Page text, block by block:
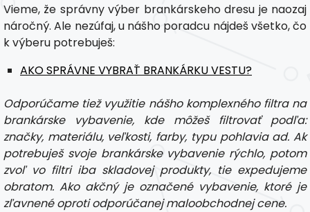
Vieme, že správny výber brankárskeho dresu je naozaj
náročný. Ale nezúfaj, u nášho poradcu nájdeš všetko, čo
k výberu potrebuješ:
AKO SPRÁVNE VYBRAŤ BRANKÁRKU VESTU?
Odporúčame tiež využitie nášho komplexného filtra na
brankárske vybavenie, kde môžeš filtrovať podľa:
značky, materiálu, veľkosti, farby, typu pohlavia ad. Ak
potrebuješ svoje brankárske vybavenie rýchlo, potom
zvoľ vo filtri iba skladovej produkty, tie expedujeme
obratom. Ako akčný je označené vybavenie, ktoré je
zľavnené oproti odporúčanej maloobchodnej cene.